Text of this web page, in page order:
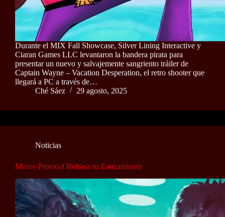
Durante el MIX Fall Showcase, Silver Lining Interactive y
Ciaran Games LLC levantaron la bandera pirata para
presentar un nuevo y salvajemente sangriento tráiler de
Captain Wayne – Vacation Desperation, el retro shooter que
llegará a PC a través de…
Ché Sáez
29 agosto, 2025
Noticias
Moros Protocol Retrasa su Lanzamiento